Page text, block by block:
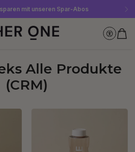
69 € MBW - nur solange der Vorrat reicht!
und 10 €-Gutschein sichern
mit unseren Spar-Abos
Alle Produkte
(CRM)